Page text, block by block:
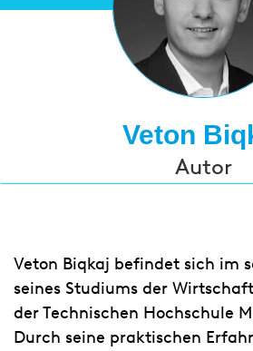
Veton
Autor
Veton Biqkaj befindet sich im
seines Studiums der
der Technischen Hochschule
Durch seine praktischen